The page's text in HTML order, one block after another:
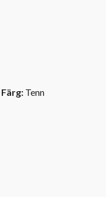
Färg: Tenn